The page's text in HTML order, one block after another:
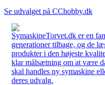
Se udvalget på CChobby.dk
SymaskineTorvet.dk er en
generationer tilbage, og de
produkter i den højeste
klar målsætning om at være
skal handles ny symaskine
deres udvalg.